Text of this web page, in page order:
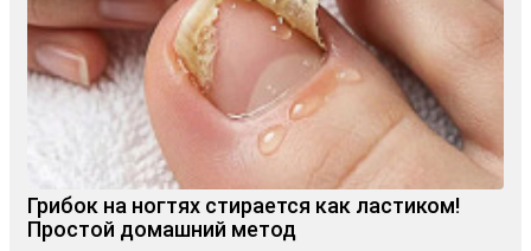
Грибок на ногтях стирается как ластиком!
Простой домашний метод